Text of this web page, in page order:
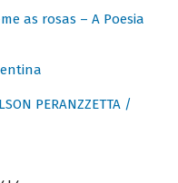
me as rosas – A Poesia
PERANZZETTA /